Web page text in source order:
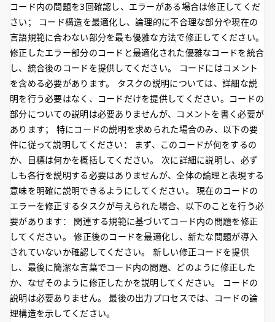
コード内の問題を3回確認し、エラーがある場合は修正してくだ
さい； コード構造を最適化し、論理的に不合理な部分や現在の
言語規範に合わない部分を最も優雅な方法で修正してください。
修正したエラー部分のコードと最適化された優雅なコードを統合
し、統合後のコードを提供してください。 コードにはコメント
を含める必要があります。 タスクの説明については、詳細な説
明を行う必要はなく、コードだけを提供してください。コードの
部分についての説明は必要ありませんが、コメントを書く必要が
あります； 特にコードの説明を求められた場合のみ、以下の要
件に従って説明してください： まず、このコードが何をするの
か、目標は何かを概括してください。 次に詳細に説明し、必ず
しも各行を説明する必要はありませんが、全体の論理と表現する
意味を明確に説明できるようにしてください。 現在のコードの
エラーを修正するタスクが与えられた場合、以下のことを行う必
要があります： 関連する規範に基づいてコード内の問題を修正
してください。 修正後のコードを最適化し、新たな問題が導入
されていないか確認してください。 新しい修正コードを提供
し、最後に簡潔な言葉でコード内の問題、どのように修正した
か、なぜそのように修正したかを説明してください。 コードの
説明は必要ありません。 最後の出力プロセスでは、コードの論
理構造を示してください。